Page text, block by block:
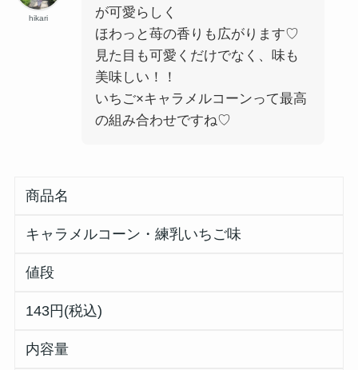
hikari
が可愛らしく
ほわっと苺の香りも広がります♡
見た目も可愛くだけでなく、味も
美味しい！！
いちご×キャラメルコーンって最高
の組み合わせですね♡
商品名
キャラメルコーン・練乳いちご味
値段
143円(税込)
内容量